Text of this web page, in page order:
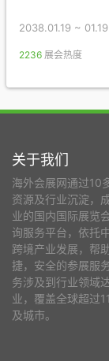
2038.01.19 ~ 01.19
2236 展会热度
关于我们
海外会展网通过10
资源及行业沉淀，
业的国内国际展览
询服务平台，依托
跨境产业发展，帮
捷，安全的参展服
务涉及到行业领域
业，覆盖全球超过
及城市。